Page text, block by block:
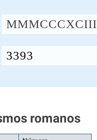
MMMCCCXCIII
romanos